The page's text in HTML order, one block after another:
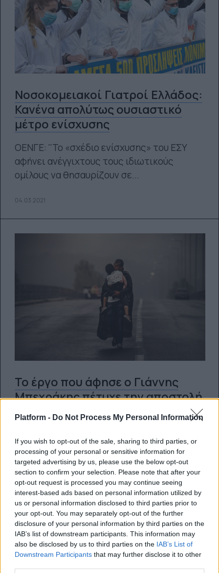
Platform - Do Not Process My Personal Information
If you wish to opt-out of the sale, sharing to third parties, or
processing of your personal or sensitive information for
targeted advertising by us, please use the below opt-out
section to confirm your selection. Please note that after your
opt-out request is processed you may continue seeing
interest-based ads based on personal information utilized by
us or personal information disclosed to third parties prior to
your opt-out. You may separately opt-out of the further
disclosure of your personal information by third parties on the
IAB’s list of downstream participants. This information may
also be disclosed by us to third parties on the IAB’s List of
Downstream Participants that may further disclose it to other
Νοσοκομειακοί Γιατροί Ελλάδος:
Κανένα απολύτως ουσιαστικό
μέτρο ενίσχυσης
ΟΕΝΓΕ: ''Το «σχέδιο ενίσχυσης» του ΕΣΥ
αφήνει ανέγγιχτους τους ιδιωτικούς
ομίλους να θησαυρίζουν σε...
04.03.2021
Το έργο που άφησε ο Γιάννης
Μπεχράκης πέτυχε την αποστολή
του: Κανείς μας δεν μπορεί να πει
Φεύγει σαν χθες, 2 Μαρτίου 2019,
χτυπημένος από τον καρκίνο μα έχοντας
νικήσει την απανθρωπιά
03.03.2021